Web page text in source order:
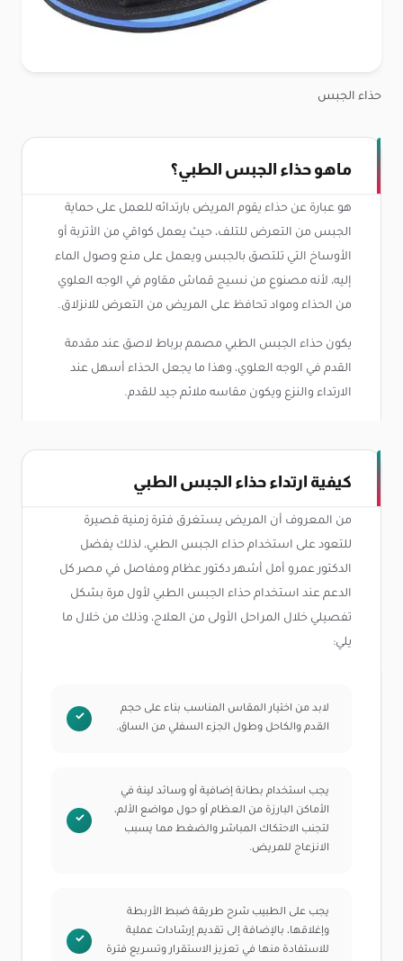
حذاء الجبس
ماهو حذاء الجبس الطبي؟
هو عبارة عن حذاء يقوم المريض بارتدائه للعمل على حماية
الجبس من التعرض للتلف، حيث يعمل كواقي من الأتربة أو
الأوساخ التي تلتصق بالجبس ويعمل على منع وصول الماء
إليه، لأنه مصنوع من نسيج قماش مقاوم في الوجه العلوي
من الحذاء ومواد تحافظ على المريض من التعرض للانزلاق.
يكون حذاء الجبس الطبي مصمم برباط لاصق عند مقدمة
القدم في الوجه العلوي، وهذا ما يجعل الحذاء أسهل عند
الارتداء والنزع ويكون مقاسه ملائم جيد للقدم.
كيفية ارتداء حذاء الجبس الطبي
من المعروف أن المريض يستغرق فترة زمنية قصيرة
للتعود على استخدام حذاء الجبس الطبي، لذلك يفضل
الدكتور عمرو أمل أشهر دكتور عظام ومفاصل في مصر كل
الدعم عند استخدام حذاء الجبس الطبي لأول مرة بشكل
تفصيلي خلال المراحل الأولى من العلاج، وذلك من خلال ما
يلي:
لابد من اختيار المقاس المناسب بناء على حجم
القدم والكاحل وطول الجزء السفلي من الساق.
يجب استخدام بطانة إضافية أو وسائد لينة في
الأماكن البارزة من العظام أو حول مواضع الألم،
لتجنب الاحتكاك المباشر والضغط مما يسبب
الانزعاج للمريض.
يجب على الطبيب شرح طريقة ضبط الأربطة
وإغلاقها، بالإضافة إلى تقديم إرشادات عملية
للاستفادة منها في تعزيز الاستقرار وتسريع فترة